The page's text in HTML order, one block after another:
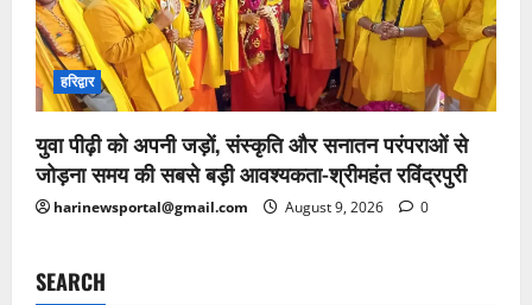
हरिद्वार
युवा पीढ़ी को अपनी जड़ों, संस्कृति और सनातन परंपराओं से
जोड़ना समय की सबसे बड़ी आवश्यकता-श्रीमहंत रविंद्रपुरी
harinewsportal@gmail.com August 9, 2026 0
SEARCH